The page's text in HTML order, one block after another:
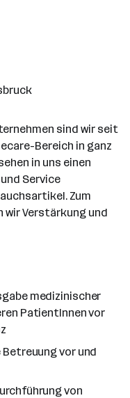
sind wir seit
Bereich in ganz
in uns einen
Service
Zum
Verstärkung und
medizinischer
PatientInnen vor
vor und
von